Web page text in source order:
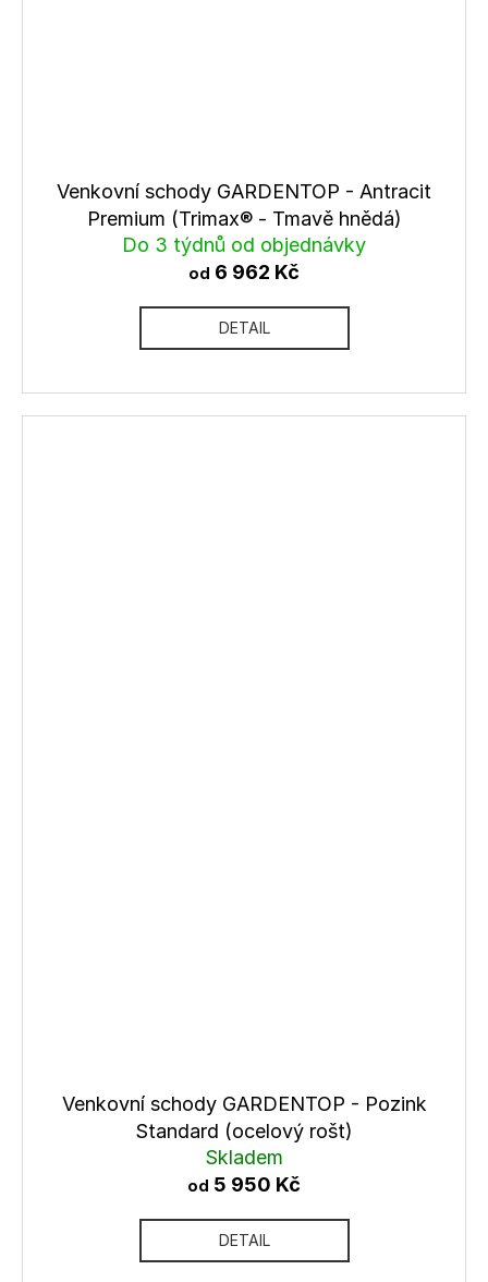
Venkovní schody GARDENTOP - Antracit
Premium (Trimax® - Tmavě hnědá)
Do 3 týdnů od objednávky
od 6 962 Kč
DETAIL
Venkovní schody GARDENTOP - Pozink
Standard (ocelový rošt)
Skladem
od 5 950 Kč
DETAIL